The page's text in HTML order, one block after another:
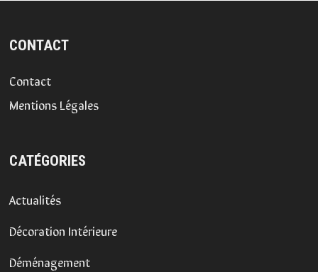
CONTACT
Contact
Mentions Légales
CATÉGORIES
Actualités
Décoration Intérieure
Déménagement